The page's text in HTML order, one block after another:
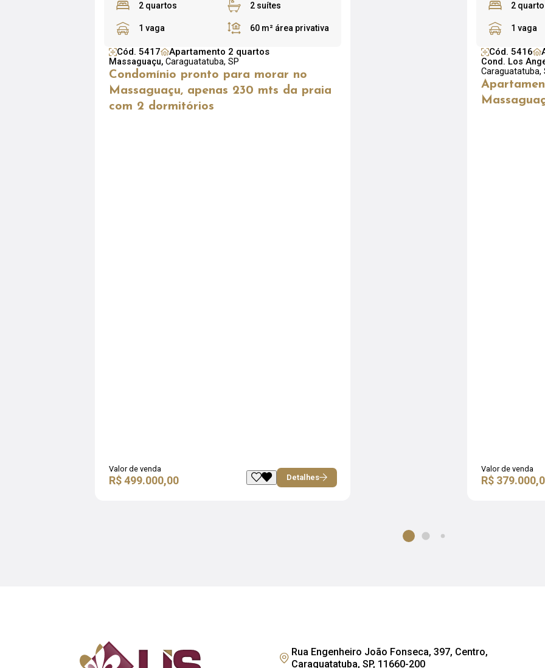
2 quartos 2 suítes
1 vaga 60 m² área privativa
Cód. 5417 Apartamento 2 quartos
Massaguaçu, Caraguatatuba, SP
Condomínio pronto para morar no
Massaguaçu, apenas 230 mts da praia
com 2 dormitórios
Valor de venda
R$ 499.000,00 Detalhes
2
1 vaga
Cód. 5416
Cond. Los
Caraguatatuba,
Valor de venda
R$
Rua Engenheiro João Fonseca, 397, Centro,
Caraguatatuba, SP, 11660-200